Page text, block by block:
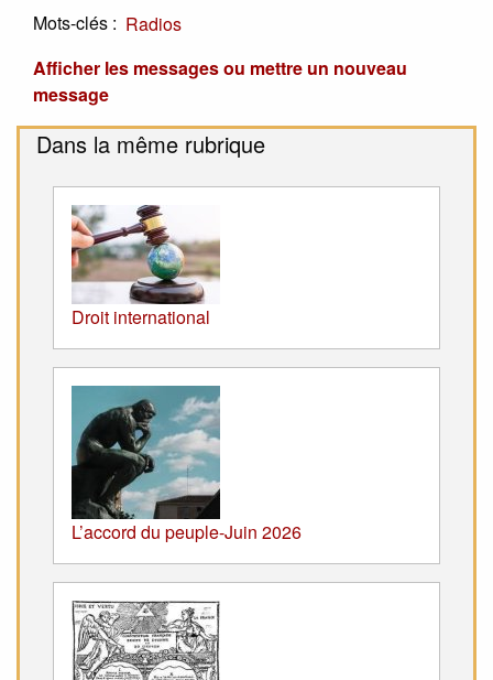
Mots-clés : Radios
Afficher les messages ou mettre un nouveau
message
Dans la même rubrique
Droit international
L’accord du peuple-Juin 2026